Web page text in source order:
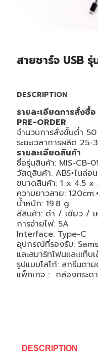
สายชาร์จ USB
DESCRIPTION
รายละเอียดการสั่งซื้อ
PRE-ORDER
จำนวนการสั่งขั้นต่ำ
ระยะเวลาการผลิต
รายละเอียดสินค้า
ชื่อรุ่นสินค้า: MIS-CB-
วัสดุสินค้า: ABS+ไนล่อน
ขนาดสินค้า: 1 x 4.5 x
ความยาวสาย:
น้ำหนัก: 19.8 g
สีสินค้า: ดำ / เขียว /
การจ่ายไฟ: 5A
Interface: Type-C
อุปกรณ์ที่รองรับ:
และสมาร์ทโฟนและแท็บ
รูปแบบโลโก้: สกรีนตา
แพ็คเกจ : กล่องกระด
DESCRIPTION